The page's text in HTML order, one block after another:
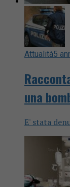
Attualità5
una
E' stata